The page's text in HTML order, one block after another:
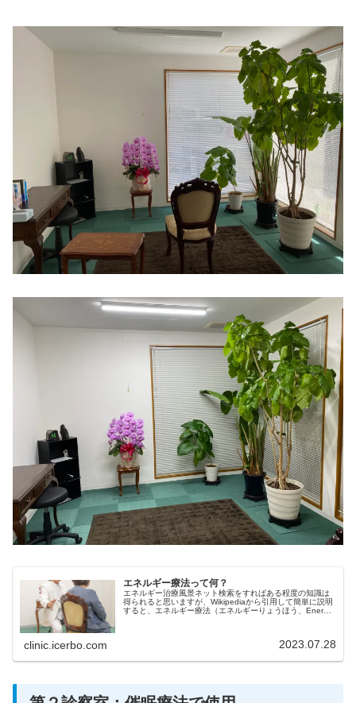
エネルギー療法って何？
エネルギー治療風景ネット検索をすればある程度の知識は
得られると思いますが、Wikipediaから引用して簡単に説明
すると、エネルギー療法（エネルギーりょうほう、Energy
clinic.icerbo.com 2023.07.28